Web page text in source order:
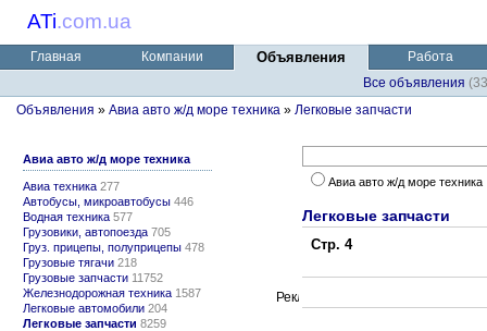
ATi.com.ua
Главная Компании Объявления
Работа
Все объявления
Объявления » Авиа авто ж/д море техника » Легковые запчасти
Авиа авто ж/д море техника
Авиа техника 277
Автобусы, микроавтобусы 446
Водная техника 577
Грузовики, автопоезда 705
Груз. прицепы, полуприцепы 478
Грузовые тягачи 218
Грузовые запчасти 11752
Железнодорожная техника 1587
Легковые автомобили 204
Легковые запчасти 8259
Авиа авто ж/д море техника
Легковые запчасти
Стр. 4